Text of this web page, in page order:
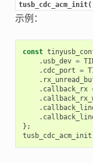
示例：
const
. usb_dev =
. cdc_port =
.
. callback_rx
.
.
.
};
tusb_cdc_acm_init